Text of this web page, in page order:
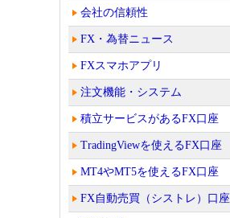
会社の信頼性
FX・為替ニュース
FXスマホアプリ
注文機能・システム
積立サービスがあるFX口座
TradingViewを使えるFX口座
MT4やMT5を使えるFX口座
FX自動売買（シストレ）口座